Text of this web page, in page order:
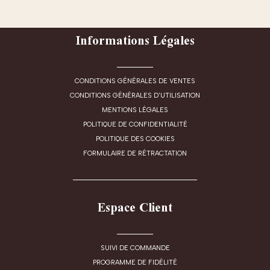
Informations Légales
CONDITIONS GÉNÉRALES DE VENTES
CONDITIONS GÉNÉRALES D'UTILISATION
MENTIONS LÉGALES
POLITIQUE DE CONFIDENTIALITÉ
POLITIQUE DES COOKIES
FORMULAIRE DE RÉTRACTATION
Espace Client
SUIVI DE COMMANDE
PROGRAMME DE FIDÉLITÉ